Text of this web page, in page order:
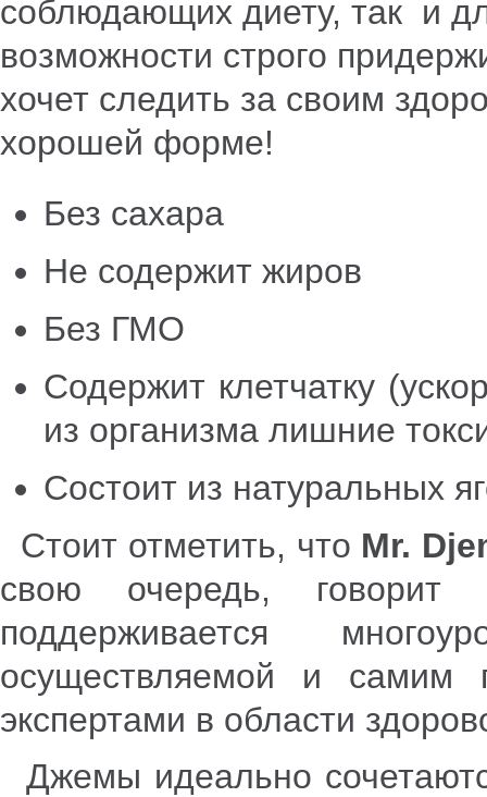
соблюдающих диету, так и
возможности строго
хочет следить за своим
хорошей форме!
Без сахара
Не содержит жиров
Без ГМО
Содержит клетчатку
из организма лишние
Состоит из натуральных
Стоит отметить, что Mr.
свою очередь, говорит
поддерживается
осуществляемой и самим
экспертами в области
Джемы идеально